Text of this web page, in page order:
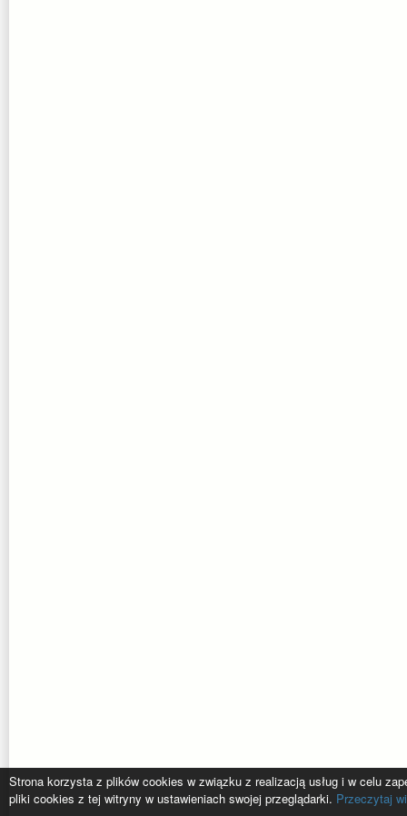
Strona korzysta z plików cookies w związku z realizacją usług i w celu
pliki cookies z tej witryny w ustawieniach swojej przeglądarki. Przeczytaj